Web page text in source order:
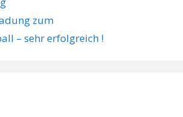
zum
– sehr erfolgreich !